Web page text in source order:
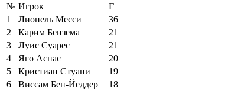
№ Игрок
Г
1
Лионель Месси
36
2
Карим Бензема
21
3
Луис Суарес
21
4
Яго Аспас
20
5
Кристиан Стуани
19
6
Виссам Бен-Йеддер
18